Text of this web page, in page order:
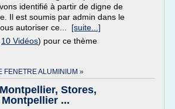
identifié à partir de digne de
Il est soumis par admin dans le
autoriser ce... [suite...]
10 Vidéos) pour ce thème
FENETRE ALUMINIUM »
Stores,
...